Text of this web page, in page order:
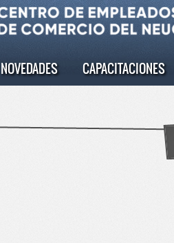
NOVEDADES CAPACITACIONES